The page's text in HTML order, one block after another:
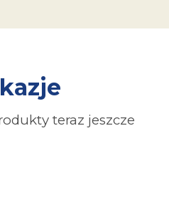
teraz jeszcze